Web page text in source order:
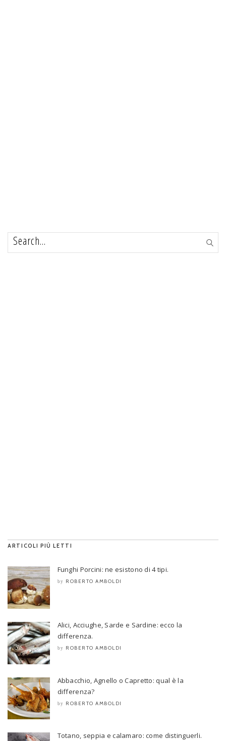
ARTICOLI PIÙ LETTI
Funghi Porcini: ne esistono di 4 tipi.
by ROBERTO AMBOLDI
Alici, Acciughe, Sarde e Sardine: ecco la
differenza.
by ROBERTO AMBOLDI
Abbacchio, Agnello o Capretto: qual è la
differenza?
by ROBERTO AMBOLDI
Totano, seppia e calamaro: come distinguerli.